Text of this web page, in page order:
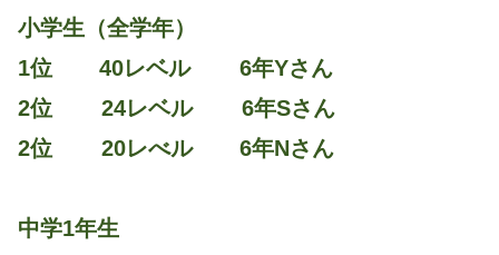
小学生（全学年）
1位 40レベル 6年Yさん
2位 24レベル 6年Sさん
2位 20レべル 6年Nさん
中学1年生